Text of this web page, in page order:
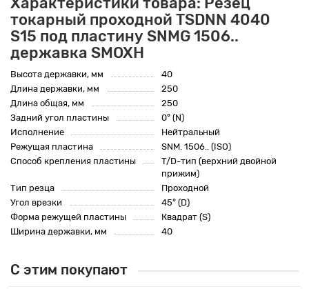
токарный проходной TSDNN 4040
S15 под пластину SNMG 1506..
державка SMOXH
Высота державки, мм
40
Длина державки, мм
250
Длина общая, мм
250
Задний угол пластины
0° (N)
Исполнение
Нейтральный
Режущая пластина
SNM. 1506.. (ISO)
Способ крепления пластины
T/D-тип (верхний двойной
прижим)
Тип резца
Проходной
Угол врезки
45° (D)
Форма режущей пластины
Квадрат (S)
Ширина державки, мм
40
С этим покупают